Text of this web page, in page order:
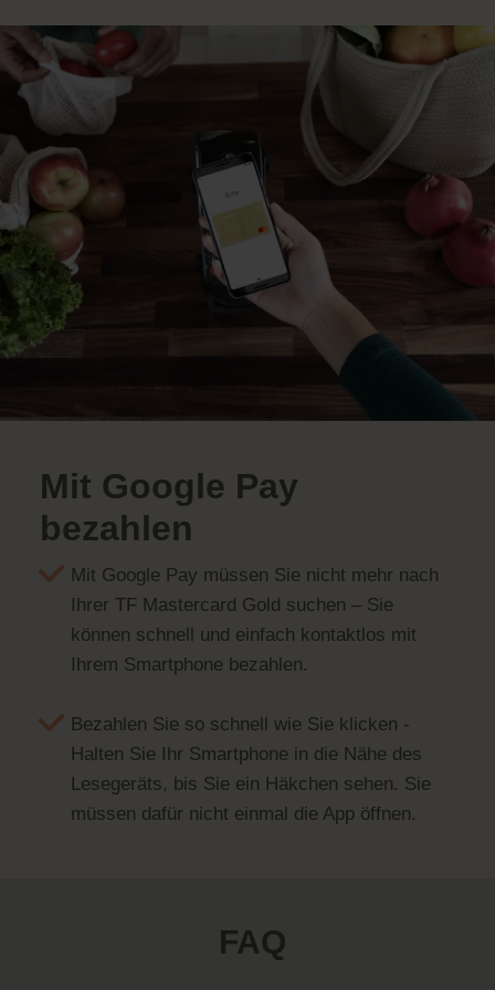
Mit Google Pay
bezahlen
Mit Google Pay müssen Sie nicht mehr nach
Ihrer TF Mastercard Gold suchen – Sie
können schnell und einfach kontaktlos mit
Ihrem Smartphone bezahlen.
Bezahlen Sie so schnell wie Sie klicken -
Halten Sie Ihr Smartphone in die Nähe des
Lesegeräts, bis Sie ein Häkchen sehen. Sie
müssen dafür nicht einmal die App öffnen.
FAQ